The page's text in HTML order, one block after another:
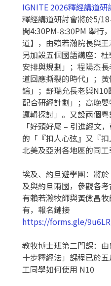
IGNITE 2026釋經講道研
釋經講道研討會將於5/
間4:30PM-8:30PM 舉行
道】，由賴若瀚院長與王
另加設五個國語講座：
安排與規劃」；程陽杰
道回應撕裂的時代」；
鑰」；舒瑞允長老與
配合研經計劃」；高晚
邏輯探討」。又設兩個
「好頭好尾 – 引進經文
的「『扣人心弦』又『
北美及亞洲各地區的同工
埃及、約旦遊學團：將
及與約旦兩國，參觀各
有賴若瀚牧師與黃儉昌
有，報名鏈接
https://forms.gle/
教牧博士班第二門課：
十步釋經法」課程已於
工同學如何使用 N10